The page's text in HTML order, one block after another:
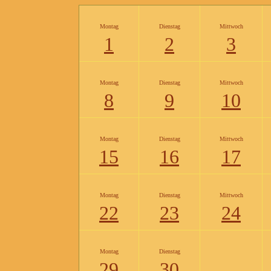
Montag
1
Dienstag
2
Mittwoch
3
Montag
8
Dienstag
9
Mittwoch
10
Montag
15
Dienstag
16
Mittwoch
17
Montag
22
Dienstag
23
Mittwoch
24
Montag Dienstag